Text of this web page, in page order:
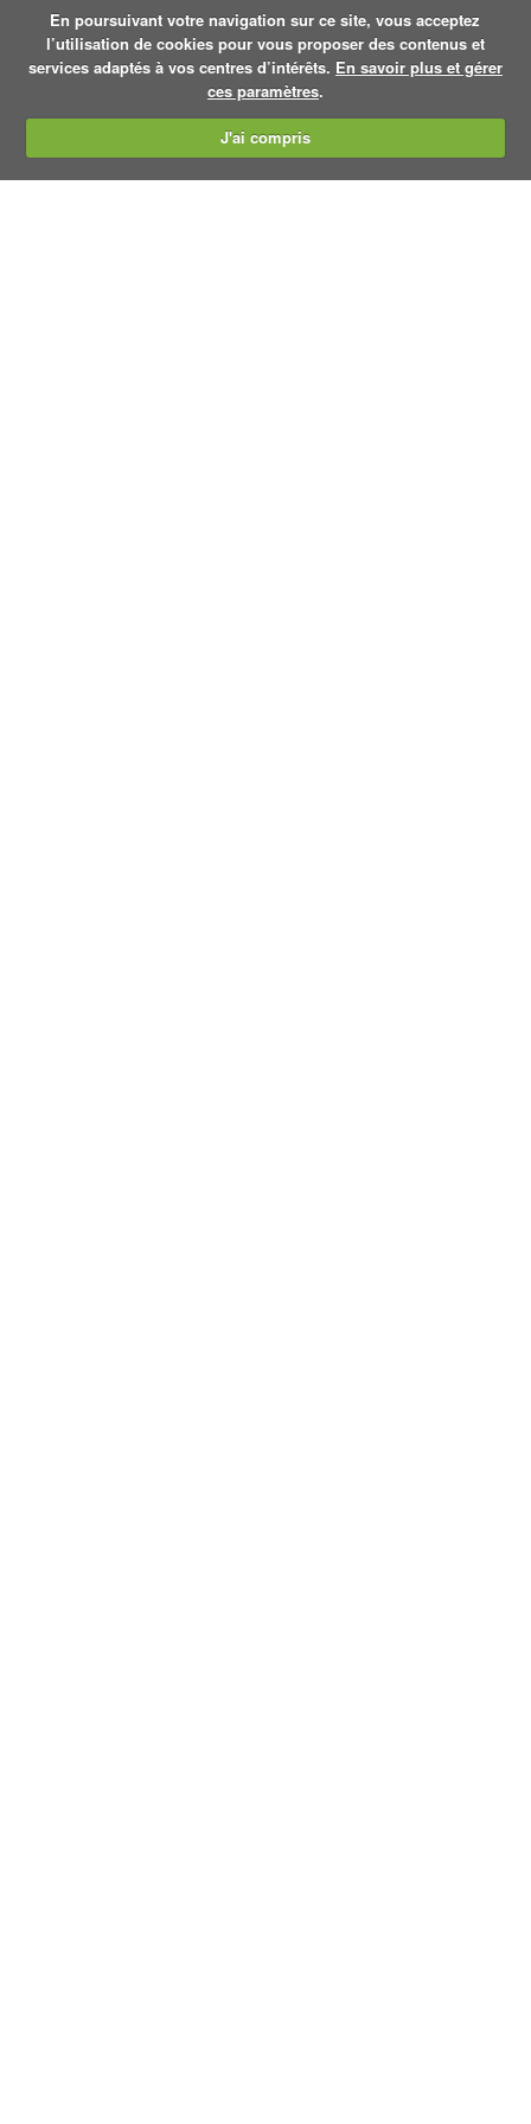
En poursuivant votre navigation sur ce site, vous acceptez
l’utilisation de cookies pour vous proposer des contenus et
services adaptés à vos centres d’intérêts. En savoir plus et gérer
ces paramètres.
J'ai compris